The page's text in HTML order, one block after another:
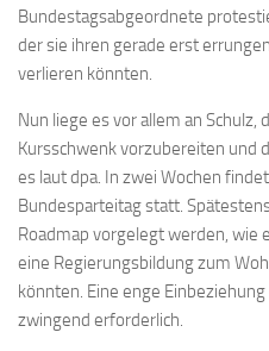
Bundestagsabgeordnete
der sie ihren gerade erst
verlieren könnten.
Nun liege es vor allem an Schulz,
Kursschwenk vorzubereiten und
es laut dpa. In zwei Wochen
Bundesparteitag statt.
Roadmap vorgelegt werden, wie
eine Regierungsbildung zum
könnten. Eine enge
zwingend erforderlich.